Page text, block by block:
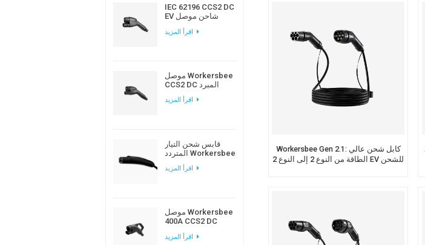
IEC 62196 CCS2 DC
EV شاحن موصل
موصل Workersbee
CCS2 DC المبرد
بالسوائل لشحن
المركبات الكهربائية
قابس شحن التيار
المتردد Workersbee
Gen1.0 NACS لشحن
المركبات الكهربائية
موصل Workersbee
400A CCS2 DC
المبرد طبيعيًا للشحن
السريع
Workersbee Gen 2.1: كابل شحن عالي
الطاقة من النوع 2 إلى النوع 2 EV للشحن